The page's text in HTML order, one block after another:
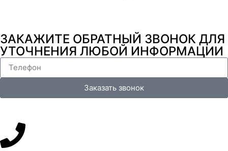
ЗАКАЖИТЕ ОБРАТНЫЙ ЗВОНОК ДЛЯ
УТОЧНЕНИЯ ЛЮБОЙ ИНФОРМАЦИИ
Заказать звонок